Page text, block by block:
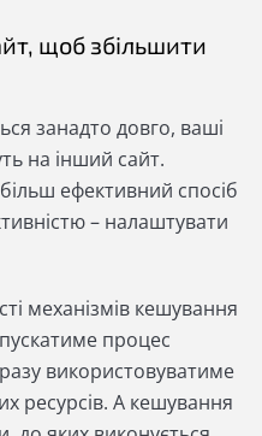
щоб збільшити
занадто довго, ваші
на інший сайт.
ефективний спосіб
– налаштувати
механізмів кешування
процес
використовуватиме
ресурсів. А кешування